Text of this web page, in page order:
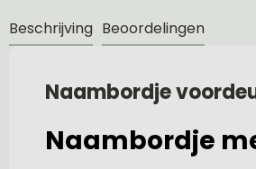
Beschrijving Beoordelingen
Naambordje
Naambordje